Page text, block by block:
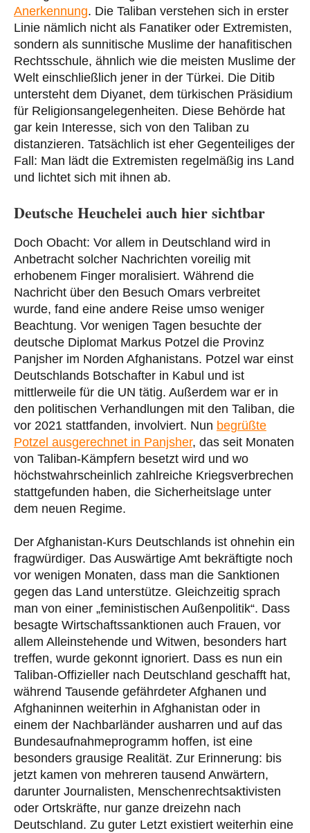
Anerkennung. Die Taliban verstehen sich in erster
Linie nämlich nicht als Fanatiker oder Extremisten,
sondern als sunnitische Muslime der hanafitischen
Rechtsschule, ähnlich wie die meisten Muslime der
Welt einschließlich jener in der Türkei. Die Ditib
untersteht dem Diyanet, dem türkischen Präsidium
für Religionsangelegenheiten. Diese Behörde hat
gar kein Interesse, sich von den Taliban zu
distanzieren. Tatsächlich ist eher Gegenteiliges der
Fall: Man lädt die Extremisten regelmäßig ins Land
und lichtet sich mit ihnen ab.
Deutsche Heuchelei auch hier sichtbar
Doch Obacht: Vor allem in Deutschland wird in
Anbetracht solcher Nachrichten voreilig mit
erhobenem Finger moralisiert. Während die
Nachricht über den Besuch Omars verbreitet
wurde, fand eine andere Reise umso weniger
Beachtung. Vor wenigen Tagen besuchte der
deutsche Diplomat Markus Potzel die Provinz
Panjsher im Norden Afghanistans. Potzel war einst
Deutschlands Botschafter in Kabul und ist
mittlerweile für die UN tätig. Außerdem war er in
den politischen Verhandlungen mit den Taliban, die
vor 2021 stattfanden, involviert. Nun begrüßte
Potzel ausgerechnet in Panjsher, das seit Monaten
von Taliban-Kämpfern besetzt wird und wo
höchstwahrscheinlich zahlreiche Kriegsverbrechen
stattgefunden haben, die Sicherheitslage unter
dem neuen Regime.
Der Afghanistan-Kurs Deutschlands ist ohnehin ein
fragwürdiger. Das Auswärtige Amt bekräftigte noch
vor wenigen Monaten, dass man die Sanktionen
gegen das Land unterstütze. Gleichzeitig sprach
man von einer „feministischen Außenpolitik“. Dass
besagte Wirtschaftssanktionen auch Frauen, vor
allem Alleinstehende und Witwen, besonders hart
treffen, wurde gekonnt ignoriert. Dass es nun ein
Taliban-Offizieller nach Deutschland geschafft hat,
während Tausende gefährdeter Afghanen und
Afghaninnen weiterhin in Afghanistan oder in
einem der Nachbarländer ausharren und auf das
Bundesaufnahmeprogramm hoffen, ist eine
besonders grausige Realität. Zur Erinnerung: bis
jetzt kamen von mehreren tausend Anwärtern,
darunter Journalisten, Menschenrechtsaktivisten
oder Ortskräfte, nur ganze dreizehn nach
Deutschland. Zu guter Letzt existiert weiterhin eine